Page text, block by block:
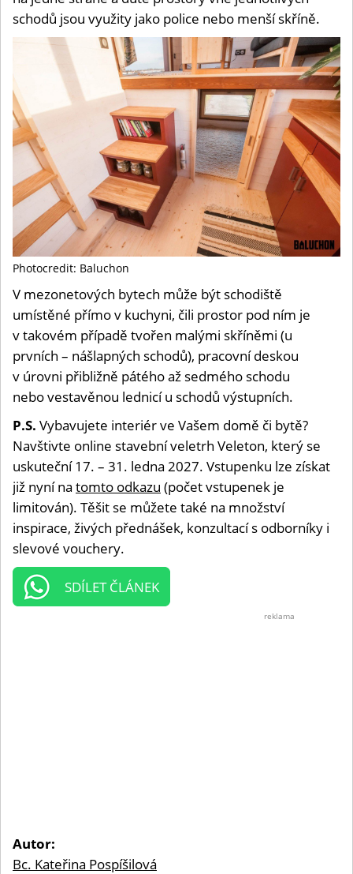
schodů jsou využity jako police nebo menší skříně.
Photocredit: Baluchon
V mezonetových bytech může být schodiště
umístěné přímo v kuchyni, čili prostor pod ním je
v takovém případě tvořen malými skříněmi (u
prvních – nášlapných schodů), pracovní deskou
v úrovni přibližně pátého až sedmého schodu
nebo vestavěnou lednicí u schodů výstupních.
P.S. Vybavujete interiér ve Vašem domě či bytě?
Navštivte online stavební veletrh Veleton, který se
uskuteční 17. – 31. ledna 2027. Vstupenku lze získat
již nyní na tomto odkazu (počet vstupenek je
limitován). Těšit se můžete také na množství
inspirace, živých přednášek, konzultací s odborníky i
slevové vouchery.
SDÍLET ČLÁNEK
reklama
Autor:
Bc. Kateřina Pospíšilová